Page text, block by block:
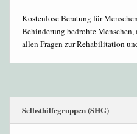
Kostenlose Beratung für
Behinderung bedrohte
allen Fragen zur Rehabilitation
Selbsthilfegruppen (SHG)